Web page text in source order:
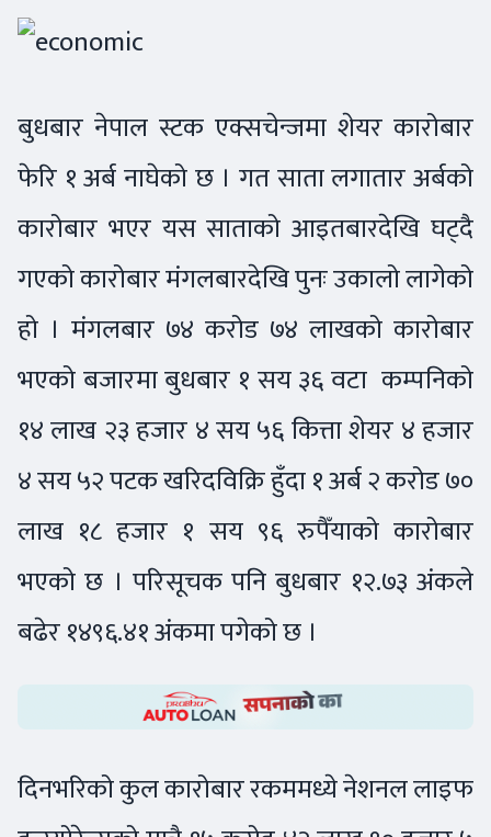
बुधबार नेपाल स्टक एक्सचेन्जमा शेयर कारोबार
फेरि १ अर्ब नाघेको छ । गत साता लगातार अर्बको
कारोबार भएर यस साताको आइतबारदेखि घट्दै
गएको कारोबार मंगलबारदेखि पुनः उकालो लागेको
हो । मंगलबार ७४ करोड ७४ लाखको कारोबार
भएको बजारमा बुधबार १ सय ३६ वटा कम्पनिको
१४ लाख २३ हजार ४ सय ५६ कित्ता शेयर ४ हजार
४ सय ५२ पटक खरिदविक्रि हुँदा १ अर्ब २ करोड ७०
लाख १८ हजार १ सय ९६ रुपैँयाको कारोबार
भएको छ । परिसूचक पनि बुधबार १२.७३ अंकले
बढेर १४९६.४१ अंकमा पगेको छ ।
दिनभरिको कुल कारोबार रकममध्ये नेशनल लाइफ